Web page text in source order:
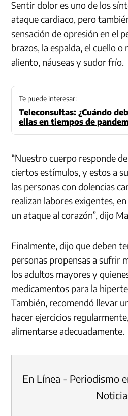
Sentir dolor es uno de los
ataque cardiaco, pero
sensación de opresión en el
brazos, la espalda, el cuello
aliento, náuseas y sudor frío.
Te puede interesar:
Teleconsultas: ¿Cuándo
ellas en tiempos de
“Nuestro cuerpo responde
ciertos estímulos, y estos a
las personas con dolencias
realizan labores exigentes,
un ataque al corazón”, dijo
Finalmente, dijo que deben
personas propensas a sufrir
los adultos mayores y
medicamentos para la
También, recomendó llevar
hacer ejercicios
alimentarse adecuadamente.
En Línea - Periodismo